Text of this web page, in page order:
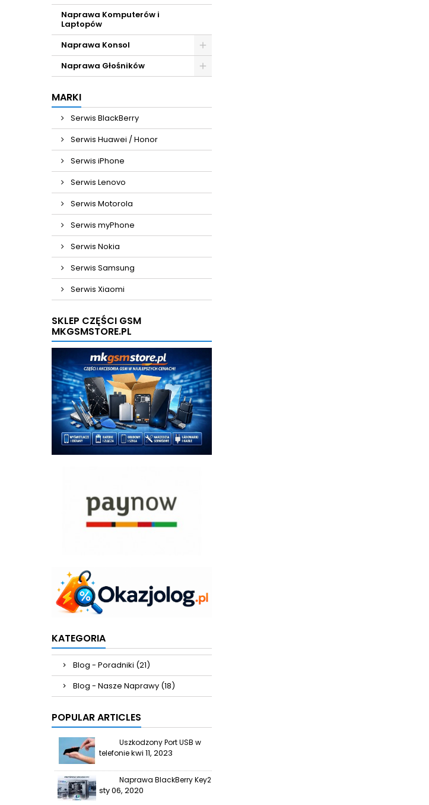
Naprawa Komputerów i
Laptopów
Naprawa Konsol
Naprawa Głośników
MARKI
Serwis BlackBerry
Serwis Huawei / Honor
Serwis iPhone
Serwis Lenovo
Serwis Motorola
Serwis myPhone
Serwis Nokia
Serwis Samsung
Serwis Xiaomi
SKLEP CZĘŚCI GSM
MKGSMSTORE.PL
KATEGORIA
Blog - Poradniki (21)
Blog - Nasze Naprawy (18)
POPULAR ARTICLES
Uszkodzony Port USB w
telefoniekwi 11, 2023
Naprawa BlackBerry Key2
sty 06, 2020